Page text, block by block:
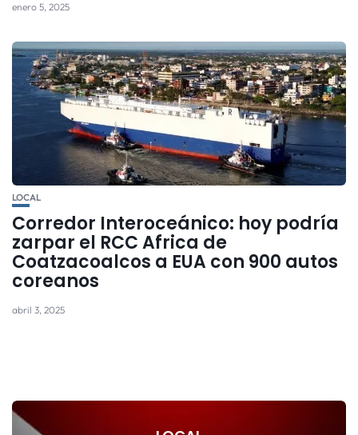
enero 5, 2025
LOCAL
Corredor Interoceánico: hoy podría
zarpar el RCC Africa de
Coatzacoalcos a EUA con 900 autos
coreanos
abril 3, 2025